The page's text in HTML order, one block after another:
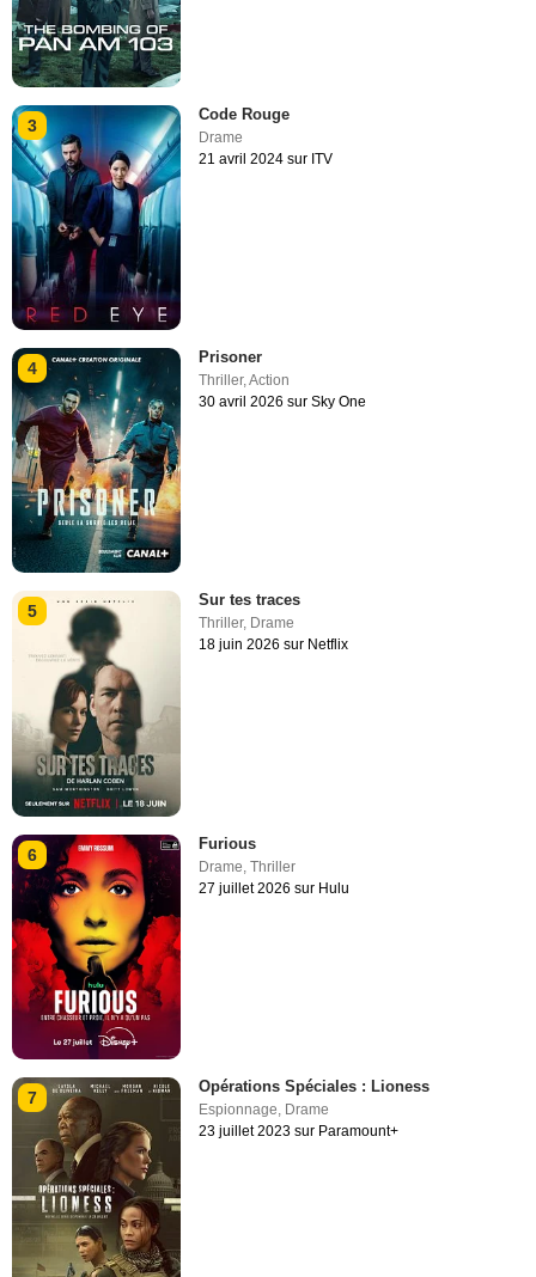
3
Code Rouge
Drame
21 avril 2024 sur ITV
4
Prisoner
Thriller,Action
30 avril 2026 sur Sky One
5
Sur tes traces
Thriller, Drame
18 juin 2026 sur Netflix
6
Furious
Drame ,Thriller
27 juillet 2026 sur Hulu
7
Opérations Spéciales : Lioness
Espionnage, Drame
23 juillet 2023 sur Paramount+